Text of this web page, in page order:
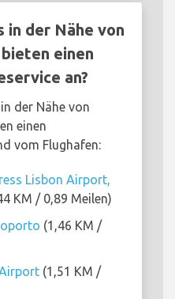
in der Nähe von
einen
an?
der Nähe von
einen
vom Flughafen:
Lisbon Airport,
KM / 0,89 Meilen)
(1,46 KM /
(1,51 KM /